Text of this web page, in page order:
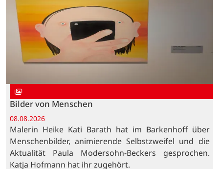
Bilder von Menschen
08.08.2026
Malerin Heike Kati Barath hat im Barkenhoff über
Menschenbilder, animierende Selbstzweifel und die
Aktualität Paula Modersohn-Beckers gesprochen.
Katja Hofmann hat ihr zugehört.